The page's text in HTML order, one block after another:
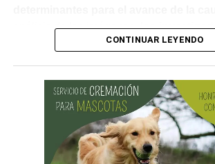
análisis de las imágenes,los
identificar a los dos sospechosos,
Durante recorridas preventivas
sectores de la ciudad,efectivos de la
localizaron primero a uno de los
más tarde, al segundo. Ambos
indumentaria observada en las
CONTINUAR LEYENDO